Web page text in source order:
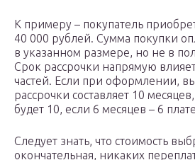
К примеру – покупатель
40 000 рублей. Сумма покупки
в указанном размере, но не в
Срок рассрочки напрямую
частей. Если при оформлении,
рассрочки составляет 10
будет 10, если 6 месяцев – 6
Следует знать, что стоимость
окончательная, никаких